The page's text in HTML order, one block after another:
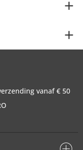
vanaf € 50